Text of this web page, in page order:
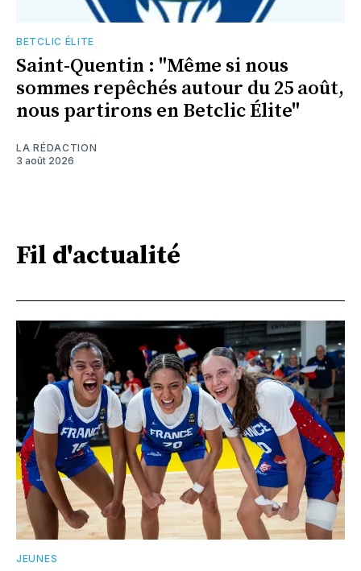
BETCLIC ÉLITE
Saint-Quentin : "Même si nous
sommes repêchés autour du 25 août,
nous partirons en Betclic Élite"
LA RÉDACTION
3 août 2026
Fil d'actualité
JEUNES